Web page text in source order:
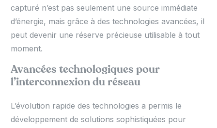
capturé n’est pas seulement une source immédiate
d’énergie, mais grâce à des technologies avancées, il
peut devenir une réserve précieuse utilisable à tout
moment.
Avancées technologiques pour
l’interconnexion du réseau
L’évolution rapide des technologies a permis le
développement de solutions sophistiquées pour